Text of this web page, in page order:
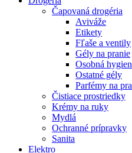
Čapovaná drogéria
Aviváže
Etikety
Fľaše a ventily
Gély na pranie
Osobná
Ostatné gély
Parfémy na
Čistiace prostriedky
Krémy na ruky
Mydlá
Ochranné prípravky
Sanita
Elektro